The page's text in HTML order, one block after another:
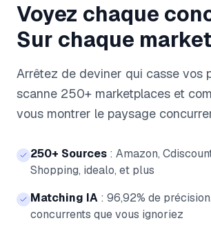
Voyez chaque
Sur chaque
Arrêtez de deviner qui casse vos
scanne 250+ marketplaces et
vous montrer le paysage
250+ Sources : Amazon,
Shopping, idealo, et plus
Matching IA : 96,92% de
concurrents que vous ignoriez